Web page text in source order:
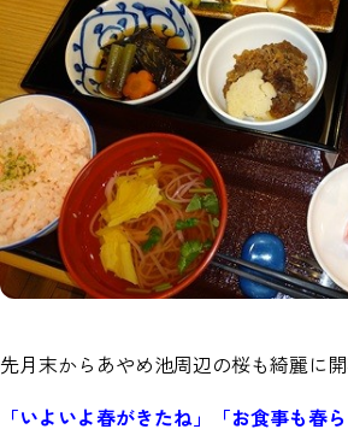
先月末からあやめ池周辺の桜も綺麗に開
「いよいよ春がきたね」「お食事も春